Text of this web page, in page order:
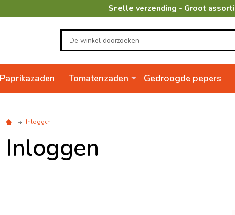
Snelle verzending - Groot
Zoeken
Paprikazaden Tomatenzaden Gedroogde pepers
Inloggen
Inloggen